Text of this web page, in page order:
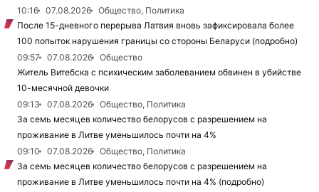
10:16
07.08.2026
Общество, Политика
После 15-дневного перерыва Латвия вновь зафиксировала более
100 попыток нарушения границы со стороны Беларуси (подробно)
09:57
07.08.2026
Общество
Житель Витебска с психическим заболеванием обвинен в убийстве
10-месячной девочки
09:13
07.08.2026
Общество, Политика
За семь месяцев количество белорусов с разрешением на
проживание в Литве уменьшилось почти на 4%
09:10
07.08.2026
Общество, Политика
За семь месяцев количество белорусов с разрешением на
проживание в Литве уменьшилось почти на 4% (подробно)